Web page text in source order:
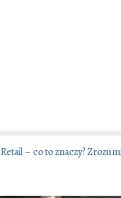
Retail – co to znaczy?